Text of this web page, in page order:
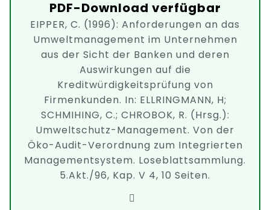
PDF-Download verfügbar
EIPPER, C. (1996): Anforderungen an das
Umweltmanagement im Unternehmen
aus der Sicht der Banken und deren
Auswirkungen auf die
Kreditwürdigkeitsprüfung von
Firmenkunden. In: ELLRINGMANN, H;
SCHMIHING, C.; CHROBOK, R. (Hrsg.):
Umweltschutz-Management. Von der
Öko-Audit-Verordnung zum Integrierten
Managementsystem. Loseblattsammlung.
5.Akt./96, Kap. V 4, 10 Seiten.